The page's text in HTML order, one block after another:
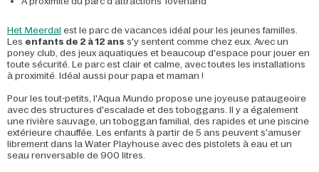
Het Meerdal est le parc de vacances idéal pour les jeunes familles.
Les enfants de 2 à 12 ans s'y sentent comme chez eux. Avec un
poney club, des jeux aquatiques et beaucoup d'espace pour jouer en
toute sécurité. Le parc est clair et calme, avec toutes les installations
à proximité. Idéal aussi pour papa et maman !
Pour les tout-petits, l'Aqua Mundo propose une joyeuse pataugeoire
avec des structures d'escalade et des toboggans. Il y a également
une rivière sauvage, un toboggan familial, des rapides et une piscine
extérieure chauffée. Les enfants à partir de 5 ans peuvent s'amuser
librement dans la Water Playhouse avec des pistolets à eau et un
seau renversable de 900 litres.